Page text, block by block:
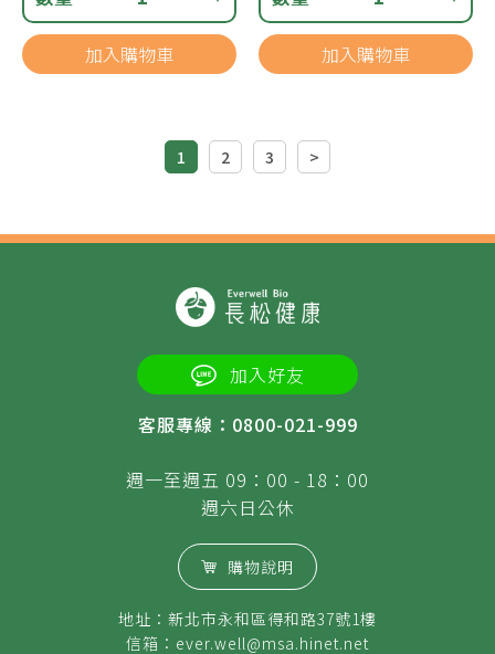
加入購物車 加入購物車
1 2 3 >
購物說明
地址：新北市永和區得和路37號1樓
信箱： ever.well@msa.hinet.net
加入好友
客服專線：0800-021-999
週一至週五 09：00 - 18：00
週六日公休